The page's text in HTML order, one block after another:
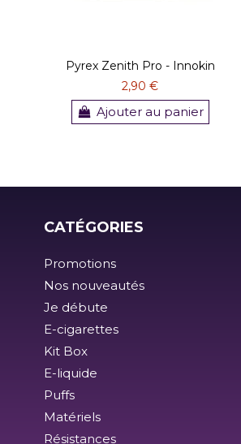
Pyrex Zenith Pro - Innokin
2,90 €
Ajouter au panier
CATÉGORIES
Promotions
Nos nouveautés
Je débute
E-cigarettes
Kit Box
E-liquide
Puffs
Matériels
Résistances